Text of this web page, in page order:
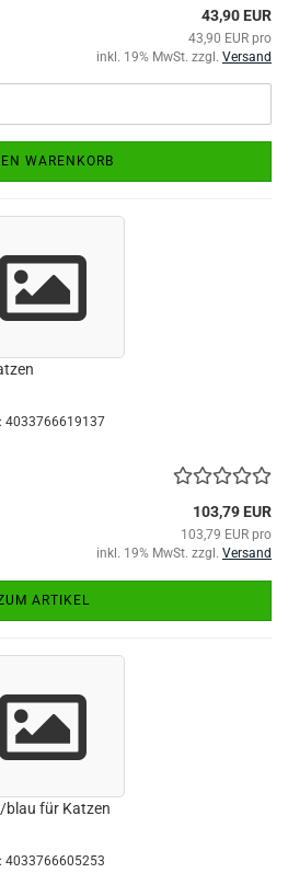
43,90 EUR
43,90 EUR pro
inkl. 19% MwSt. zzgl. Versand
WARENKORB
4033766619137
103,79 EUR
103,79 EUR pro
inkl. 19% MwSt. zzgl. Versand
ARTIKEL
blau für Katzen
4033766605253